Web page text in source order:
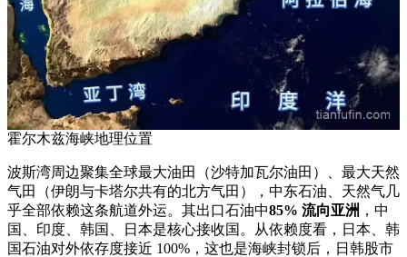
霍尔木兹海峡地理位置
波斯湾周边聚集全球最大油田（沙特加瓦尔油田）、最大天然
气田（伊朗与卡塔尔共有的北方气田），中东石油、天然气几
乎全部依赖这条航道外运。其出口石油中85% 流向亚洲 ，中
国、印度、韩国、日本是核心接收国。从依赖度看，日本、韩
国石油对外依存度接近 100%，这也是海峡封锁后，日韩股市